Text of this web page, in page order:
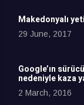
Makedonyalı
29 June, 2017
Google’ın
nedeniyle kaza
2 March, 2016